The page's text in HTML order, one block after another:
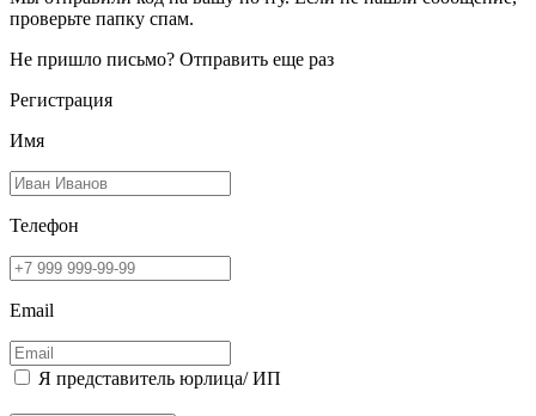
проверьте папку спам.
Не пришло письмо? Отправить еще раз
Регистрация
Имя
Телефон
Email
Я представитель юрлица/ ИП